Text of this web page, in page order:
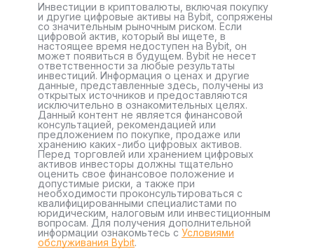
Инвестиции в криптовалюты, включая покупку
и другие цифровые активы на Bybit, сопряжены
со значительным рыночным риском. Если
цифровой актив, который вы ищете, в
настоящее время недоступен на Bybit, он
может появиться в будущем. Bybit не несет
ответственности за любые результаты
инвестиций. Информация о ценах и другие
данные, представленные здесь, получены из
открытых источников и предоставляются
исключительно в ознакомительных целях.
Данный контент не является финансовой
консультацией, рекомендацией или
предложением по покупке, продаже или
хранению каких-либо цифровых активов.
Перед торговлей или хранением цифровых
активов инвесторы должны тщательно
оценить свое финансовое положение и
допустимые риски, а также при
необходимости проконсультироваться с
квалифицированными специалистами по
юридическим, налоговым или инвестиционным
вопросам. Для получения дополнительной
информации ознакомьтесь с Условиями
обслуживания Bybit.